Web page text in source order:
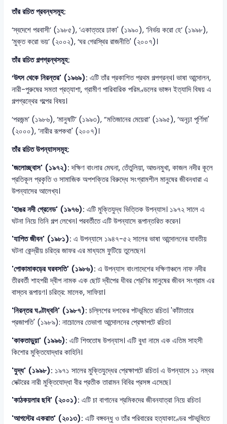
তাঁর রচিত প্রবন্ধসমূহ:
‘স্বদেশে পরবাসী’ (১৯৮৫), ‘একাত্তরে ঢাকা' (১৯৯০), ‘নির্ভয় করো হে’ (১৯৯৮),
‘মুক্ত করো ভয়’ (২০০২), ‘ঘর গেরস্থির রাজনীতি' (২০০৭)।
তাঁর রচিত গল্পগ্রন্থসমূহ:
‘উৎস থেকে নিরন্তর' (১৯৬৯): এটি তাঁর প্রকাশিত প্রথম গল্পগ্রন্থ। ভাষা আন্দোলন,
নারী-পুরুষের সমতা প্রত্যাশা, গ্রামীণ পারিবারিক পরিমণ্ডলের ভাঙ্গন ইত্যাদি বিষয় এ
গল্পগ্রন্থের গল্পের বিষয়।
‘পরজন্ম’ (১৯৮৬), ‘মানুষটি’ (১৯৯৩), “মতিজানের মেয়েরা’ (১৯৯৫), ‘অনূঢ়া পূর্ণিমা'
(২০০০), ‘নারীর রূপকথা' (২০০৭)।
তাঁর রচিত উপন্যাসসমূহ:
'জলোচ্ছ্বাস' (১৯৭২):দক্ষিণ বাংলার মেঘনা, তেঁতুলিয়া, আগুনমুখা, কাজল নদীর কূলে
প্রতিকূল প্রকৃতি ও সামাজিক অপশক্তির বিরুদ্ধে সংগ্রামশীল মানুষের জীবনধারা এ
উপন্যাসের আলেখ্য।
'হাঙর নদী গ্রেনেড' (১৯৭৬): এটি মুক্তিযুদ্ধ ভিত্তিক উপন্যাস। ১৯৭২ সালে এ
ঘটনা নিয়ে তিনি গল্প লেখেন। পরবর্তীতে এটি উপন্যাসে রূপান্তরিত করেন।
'যাপিত জীবন' (১৯৮১):এ উপন্যাসে ১৯৪৭-৫২ সালের ভাষা আন্দোলনের যাবতীয়
ঘটনা কেন্দ্রীয় চরিত্র জাফর এর মাধ্যমে ফুটিয়ে তুলেছেন।
'পোকামাকড়ের ঘরবসতি' (১৯৮৬):এ উপন্যাস বাংলাদেশের দক্ষিণাঞ্চলে নাফ নদীর
তীরবর্তী শাহপরী দ্বীপ নামক এক ছোট দ্বীপের ধীবর শ্রেণির মানুষের জীবন সংগ্রাম এর
বাস্তব রূপায়ণ। চরিত্র: মালেক, সাফিয়া।
'নিরন্তর ঘণ্টাধ্বনি' (১৯৮৭): চল্লিশের দশকের পটভূমিতে রচিত। 'কাঁটাতারে
প্রজাপতি' (১৯৮৯): নাচোলের তেভাগা আন্দোলনের প্রেক্ষাপটে রচিত।
'কাকতাড়ুয়া' (১৯৯৬):এটি শিশুতোষ উপন্যাস। এটি বুধা নামে এক এতিম সাহসী
কিশোর মুক্তিযোদ্ধার কাহিনি।
'যুদ্ধ' (১৯৯৮): ১৯৭১ সালের মুক্তিযুদ্ধের প্রেক্ষাপটে রচিত। এ উপন্যাসে ১১ নম্বর
সেক্টরের নারী মুক্তিযোদ্ধা বীর প্রতীক তারামন বিবির প্রসঙ্গ এসেছে।
'কাঠকয়লার ছবি' (২০০১):এটি চা বাগানের শ্রমিকদের জীবনযাত্রা নিয়ে রচিত।
'আগস্টের একরাত' (২০১৩):এটি বঙ্গবন্ধু ও তাঁর পরিবারের হত্যাকাণ্ডের পটভূমিতে